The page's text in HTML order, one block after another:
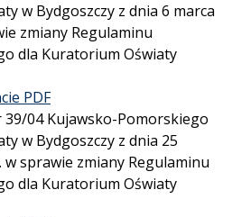
w Bydgoszczy z dnia 6 marca
zmiany Regulaminu
dla Kuratorium Oświaty
PDF
39/04 Kujawsko-Pomorskiego
w Bydgoszczy z dnia 25
w sprawie zmiany Regulaminu
dla Kuratorium Oświaty